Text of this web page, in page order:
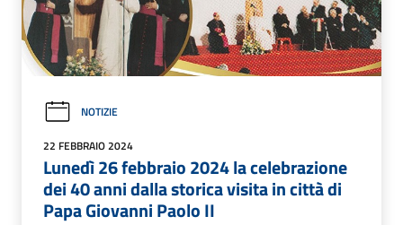
NOTIZIE
22 FEBBRAIO 2024
Lunedì 26 febbraio 2024 la celebrazione
dei 40 anni dalla storica visita in città di
Papa Giovanni Paolo II